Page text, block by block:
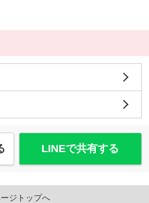
LINEで共有する
ジトップへ